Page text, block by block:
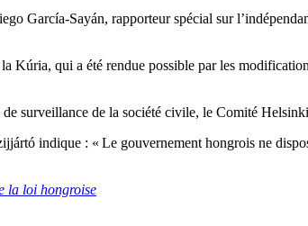
García-Sayán, rapporteur spécial sur
Kúria, qui a été rendue possible par les
surveillance de la société civile, le Comité
indique : « Le gouvernement hongrois ne
la loi hongroise